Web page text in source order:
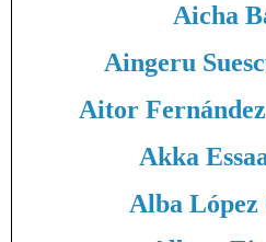
Aicha
Aingeru
Aitor
Akka
Alba López